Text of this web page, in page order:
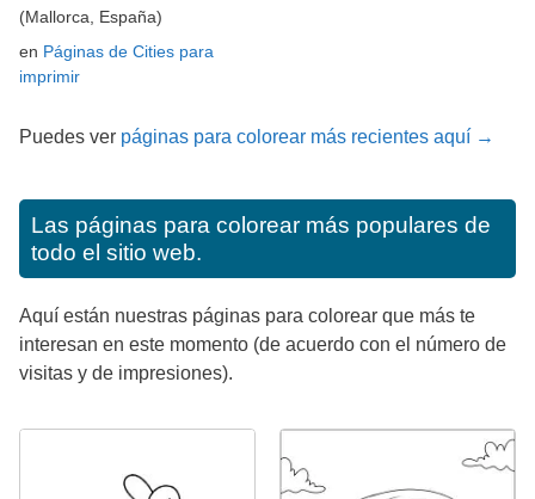
(Mallorca, España)
en Páginas de Cities para
imprimir
Puedes ver páginas para colorear más recientes aquí →
Las páginas para colorear más populares de
todo el sitio web.
Aquí están nuestras páginas para colorear que más te
interesan en este momento (de acuerdo con el número de
visitas y de impresiones).